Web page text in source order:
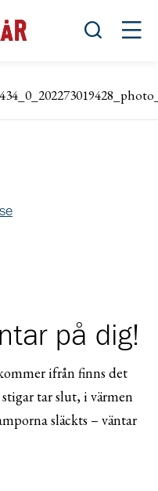
Öppna
på dig!
ifrån finns det
tar slut, i värmen
släckts – väntar